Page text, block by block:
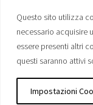
Questo sito utilizza
necessario acquisire
essere presenti altri
questi saranno attivi
Impostazioni
Via
Registro delle